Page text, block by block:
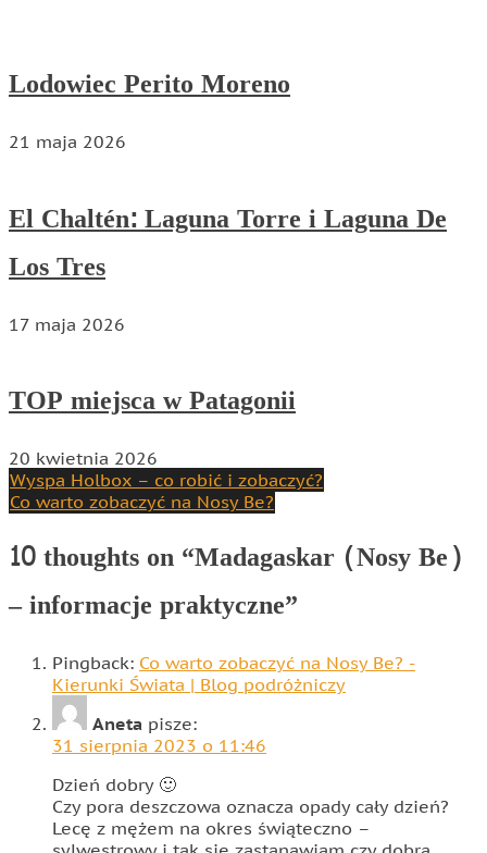
Lodowiec Perito Moreno
21 maja 2026
El Chaltén: Laguna Torre i Laguna De
Los Tres
17 maja 2026
TOP miejsca w Patagonii
20 kwietnia 2026
Nawigacja
wpisu
Wyspa Holbox – co robić i zobaczyć?
Co warto zobaczyć na Nosy Be?
10 thoughts on “Madagaskar (Nosy Be)
– informacje praktyczne”
Pingback: Co warto zobaczyć na Nosy Be? -
Kierunki Świata | Blog podróżniczy
Aneta pisze:
31 sierpnia 2023 o 11:46
Dzień dobry 🙂
Czy pora deszczowa oznacza opady cały dzień?
Lecę z mężem na okres świąteczno –